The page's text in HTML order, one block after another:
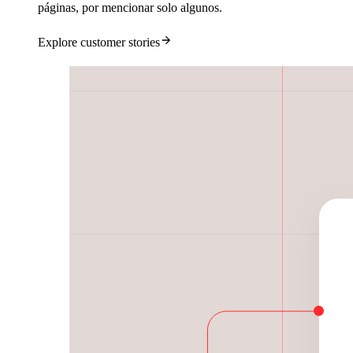
páginas, por mencionar solo algunos.
Explore customer stories